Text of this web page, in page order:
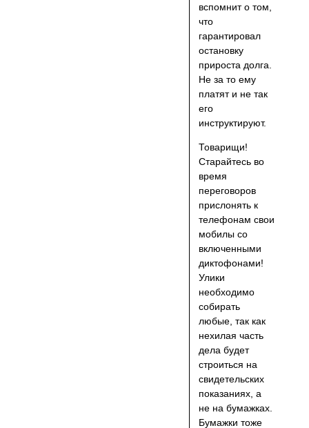
вспомнит о том,
что
гарантировал
остановку
прироста долга.
Не за то ему
платят и не так
его
инструктируют.
Товарищи!
Старайтесь во
время
переговоров
прислонять к
телефонам свои
мобилы со
включенными
диктофонами!
Улики
необходимо
собирать
любые, так как
нехилая часть
дела будет
строиться на
свидетельских
показаниях, а
не на бумажках.
Бумажки тоже